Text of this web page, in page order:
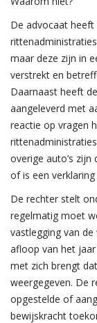
De advocaat
maar deze zijn in
verstrekt en
Daarnaast heeft
aangeleverd met
reactie op vragen
overige auto’s
of is een verklaring
De rechter stelt
regelmatig moet
vastlegging van
afloop van het
met zich brengt
weergegeven. De
opgestelde of
bewijskracht